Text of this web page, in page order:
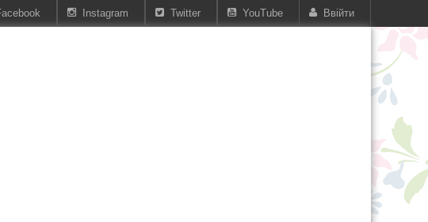
Ввійти
YouTube
Twitter
Instagram